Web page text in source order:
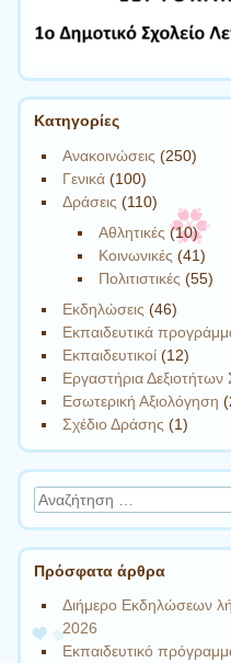
Kατηγορίες
Ανακοινώσεις (250)
Γενικά (100)
Δράσεις (110)
Αθλητικές (10)
Κοινωνικές (41)
Πολιτιστικές (55)
Εκδηλώσεις (46)
Εκπαιδευτικά
Εκπαιδευτικοί (12)
Εργαστήρια
Εσωτερική Αξιολόγηση
Σχέδιο Δράσης (1)
Αναζήτηση
Πρόσφατα άρθρα
Διήμερο Εκδηλώσεων
2026
Εκπαιδευτικό